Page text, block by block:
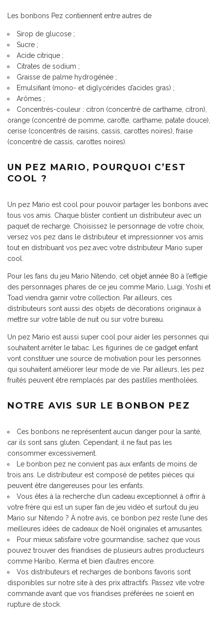
Les bonbons Pez contiennent entre autres de
Sirop de glucose ;
Sucre ;
Acide citrique ;
Citrates de sodium ;
Graisse de palme hydrogénée ;
Emulsifiant (mono- et diglycérides d’acides gras) ;
Arômes ;
Concentrés-couleur : citron (concentré de carthame, citron),
orange (concentré de pomme, carotte, carthame, patate douce),
cerise (concentrés de raisins, cassis, carottes noires), fraise
(concentré de cassis, carottes noires).
UN PEZ MARIO, POURQUOI C’EST
COOL ?
Un pez Mario est cool pour pouvoir partager les bonbons avec
tous vos amis. Chaque blister contient un distributeur avec un
paquet de recharge. Choisissez le personnage de votre choix,
versez vos pez dans le distributeur et impressionner vos amis
tout en distribuant vos pez.avec votre distributeur Mario super
cool.
Pour les fans du jeu Mario Nitendo, cet objet année 80 à l’effigie
des personnages phares de ce jeu comme Mario, Luigi, Yoshi et
Toad viendra garnir votre collection. Par ailleurs, ces
distributeurs sont aussi des objets de décorations originaux à
mettre sur votre table de nuit ou sur votre bureau.
Un pez Mario est aussi super cool pour aider les personnes qui
souhaitent arrêter le tabac. Les figurines de ce gadget enfant
vont constituer une source de motivation pour les personnes
qui souhaitent améliorer leur mode de vie. Par ailleurs, les pez
fruités peuvent être remplacés par des pastilles mentholées.
NOTRE AVIS SUR LE BONBON PEZ
Ces bonbons ne représentent aucun danger pour la santé,
car ils sont sans gluten. Cependant, il ne faut pas les
consommer excessivement.
Le bonbon pez ne convient pas aux enfants de moins de
trois ans. Le distributeur est composé de petites pièces qui
peuvent être dangereuses pour les enfants.
Vous êtes à la recherche d’un cadeau exceptionnel à offrir à
votre frère qui est un super fan de jeu vidéo et surtout du jeu
Mario sur Nitendo ? À notre avis, ce bonbon pez reste l’une des
meilleures idées de cadeaux de Noël originales et amusantes.
Pour mieux satisfaire votre gourmandise, sachez que vous
pouvez trouver des friandises de plusieurs autres producteurs
comme Haribo, Kerma et bien d’autres encore.
Vos distributeurs et recharges de bonbons favoris sont
disponibles sur notre site à des prix attractifs. Passez vite votre
commande avant que vos friandises préférées ne soient en
rupture de stock.